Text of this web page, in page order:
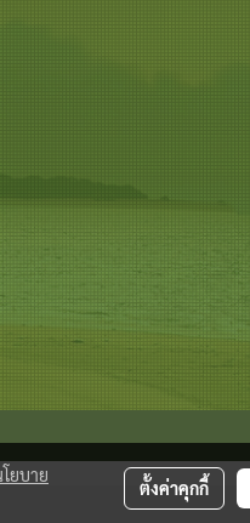
ยบาย
ตั้งค่าคุกกี้